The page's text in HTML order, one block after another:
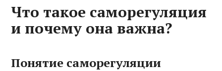
Что такое саморегуляция
и почему она важна?
Понятие саморегуляции